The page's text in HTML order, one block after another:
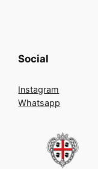
Social
Instagram
Whatsapp